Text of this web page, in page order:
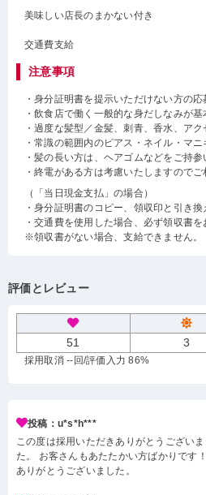
美味しい店長のまかない付き
交通費支給
注意事項
・身分証明書を提示いただけない方の応
・飲食店で働く一般的な身だしなみが基
・過度な髪型／金髪、刺青、香水、ア
・常識の範囲内のピアス・ネイル・マニ
・髪の長い方は、ヘアゴムなどをご持
・終電がある方は考慮いたしますのでご
（「当日現金支払」の場合）
・身分証明書のコピー、領収印と引き換
・交通費を使用した場合、必ず領収書を
※領収書がない場合、支給できません。
評価とレビュー
51 3
採用取消 --回/評価入力 86%
投稿：u*s*h***
この度は採用いただきありがとうござい
た。 お客さんもあたたかい方ばかりです
ありがとうございました。